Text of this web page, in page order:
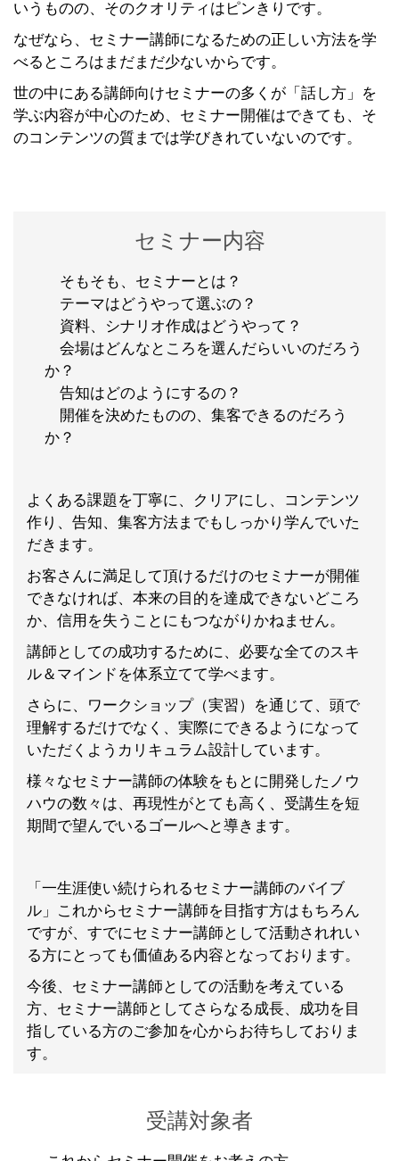
いうものの、そのクオリティはピンきりです。
なぜなら、セミナー講師になるための正しい方法を学
べるところはまだまだ少ないからです。
世の中にある講師向けセミナーの多くが「話し方」を
学ぶ内容が中心のため、セミナー開催はできても、そ
のコンテンツの質までは学びきれていないのです。
セミナー内容
そもそも、セミナーとは？
テーマはどうやって選ぶの？
資料、シナリオ作成はどうやって？
会場はどんなところを選んだらいいのだろう
か？
告知はどのようにするの？
開催を決めたものの、集客できるのだろう
か？
よくある課題を丁寧に、クリアにし、コンテンツ
作り、告知、集客方法までもしっかり学んでいた
だきます。
お客さんに満足して頂けるだけのセミナーが開催
できなければ、本来の目的を達成できないどころ
か、信用を失うことにもつながりかねません。
講師としての成功するために、必要な全てのスキ
ル＆マインドを体系立てて学べます。
さらに、ワークショップ（実習）を通じて、頭で
理解するだけでなく、実際にできるようになって
いただくようカリキュラム設計しています。
様々なセミナー講師の体験をもとに開発したノウ
ハウの数々は、再現性がとても高く、受講生を短
期間で望んでいるゴールへと導きます。
「一生涯使い続けられるセミナー講師のバイブ
ル」これからセミナー講師を目指す方はもちろん
ですが、すでにセミナー講師として活動されれい
る方にとっても価値ある内容となっております。
今後、セミナー講師としての活動を考えている
方、セミナー講師としてさらなる成長、成功を目
指している方のご参加を心からお待ちしておりま
す。
受講対象者